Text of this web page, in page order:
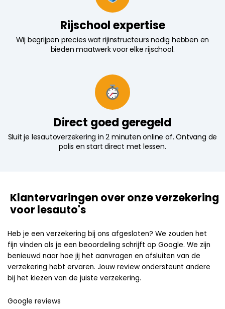
Rijschool expertise
Wij begrijpen precies wat rijinstructeurs nodig hebben en
bieden maatwerk voor elke rijschool.
Direct goed geregeld
Sluit je lesautoverzekering in 2 minuten online af. Ontvang de
polis en start direct met lessen.
Klantervaringen over onze verzekering
voor lesauto's
Heb je een verzekering bij ons afgesloten? We zouden het
fijn vinden als je een beoordeling schrijft op Google. We zijn
benieuwd naar hoe jij het aanvragen en afsluiten van de
verzekering hebt ervaren. Jouw review ondersteunt andere
bij het kiezen van de juiste verzekering.
Google reviews